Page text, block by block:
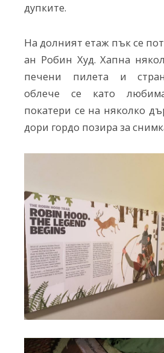
дупките.
На долният етаж пък се
ан Робин Худ. Хапна
печени пилета и
облече се като
покатери се на няколко
дори гордо позира за